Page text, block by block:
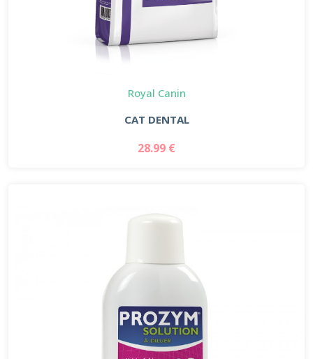
Royal Canin
CAT DENTAL
28.99 €